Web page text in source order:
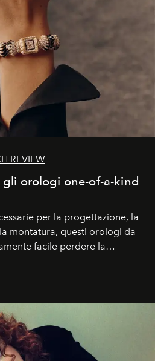
REVIEW
gli orologi one-of-a-kind
per la progettazione, la
montatura, questi orologi da
facile perdere la